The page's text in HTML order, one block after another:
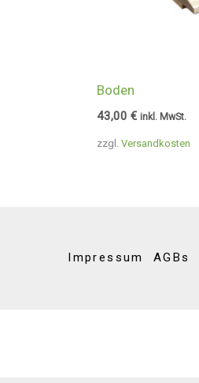
zzgl. Versandkosten
Boden
43,00 € inkl. MwSt.
Impressum AGBs